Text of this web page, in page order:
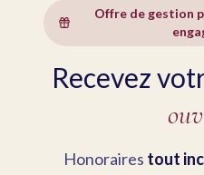
Offre de gestion
Recevez
Honoraires tout